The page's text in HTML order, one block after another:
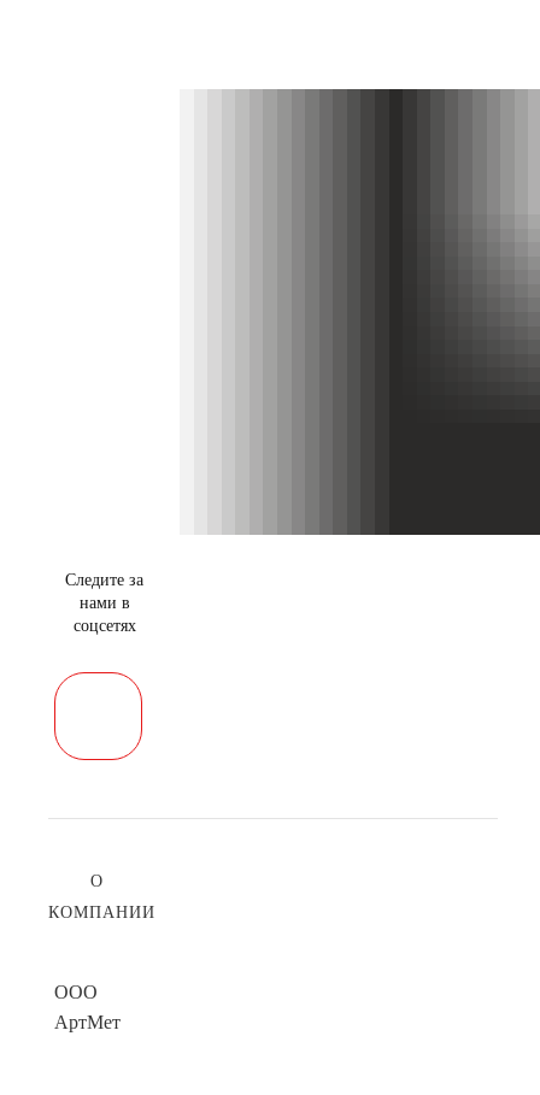
Следите за
нами в
соцсетях
О
КОМПАНИИ
ООО
АртМет